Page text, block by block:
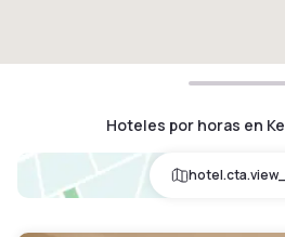
Hoteles por horas en